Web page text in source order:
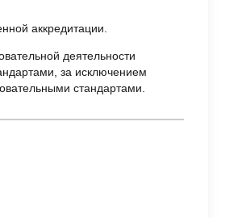
аккредитации.
деятельности
за исключением
стандартами.